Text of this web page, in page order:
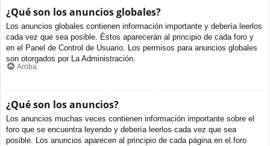
¿Qué son los anuncios globales?
Los anuncios globales contienen información importante y debería leerlos
cada vez que sea posible. Éstos aparecerán al principio de cada foro y
en el Panel de Control de Usuario. Los permisos para anuncios globales
son otorgados por La Administración.
Arriba
¿Qué son los anuncios?
Los anuncios muchas veces contienen información importante sobre el
foro que se encuentra leyendo y debería leerlos cada vez que sea
posible. Los anuncios aparecen al principio de cada página en el foro